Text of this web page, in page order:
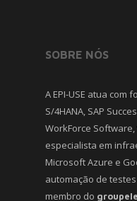
SOBRE NÓS
A EPI-USE atua com
S/4HANA, SAP
WorkForce Software,
especialista em
Microsoft Azure e
automação de testes
membro do